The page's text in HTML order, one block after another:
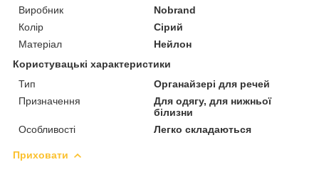
Виробник
Nobrand
Колір
Сірий
Матеріал
Нейлон
Користувацькі характеристики
Тип
Органайзері для речей
Призначення
Для одягу, для нижньої
білизни
Особливості
Легко складаються
Приховати